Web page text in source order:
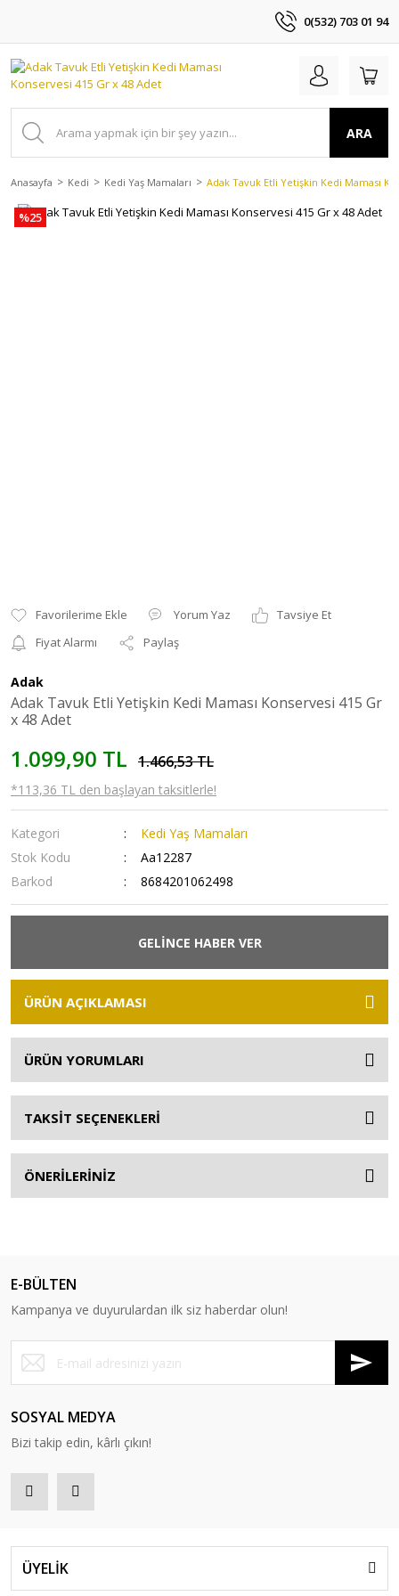
0(532) 703 01 94
ARA
Anasayfa Kedi Kedi Yaş Mamaları Adak Tavuk Etli Yetişkin Kedi Maması
%25
Yorum Yaz
Tavsiye Et
Fiyat Alarmı
Paylaş
Adak
Adak Tavuk Etli Yetişkin Kedi Maması Konservesi 415 Gr
x 48 Adet
1.099,90 TL 1.466,53 TL
*113,36 TL den başlayan taksitlerle!
Kategori
Kedi Yaş Mamaları
Stok Kodu
Aa12287
Barkod
8684201062498
GELİNCE HABER VER
ÜRÜN AÇIKLAMASI
ÜRÜN YORUMLARI
TAKSİT SEÇENEKLERİ
ÖNERİLERİNİZ
E-BÜLTEN
Kampanya ve duyurulardan ilk siz haberdar olun!
SOSYAL MEDYA
Bizi takip edin, kârlı çıkın!
ÜYELİK